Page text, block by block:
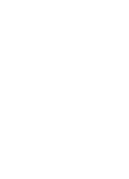
案件に携われます
ことができます